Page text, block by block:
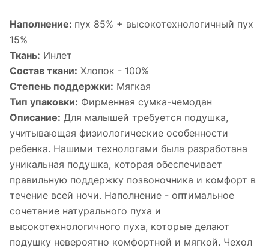
Наполнение: пух 85% + высокотехнологичный пух
15%
Ткань: Инлет
Состав ткани: Хлопок - 100%
Степень поддержки: Мягкая
Тип упаковки: Фирменная сумка-чемодан
Описание: Для малышей требуется подушка,
учитывающая физиологические особенности
ребенка. Нашими технологами была разработана
уникальная подушка, которая обеспечивает
правильную поддержку позвоночника и комфорт в
течение всей ночи. Наполнение - оптимальное
сочетание натурального пуха и
высокотехнологичного пуха, которые делают
подушку невероятно комфортной и мягкой. Чехол